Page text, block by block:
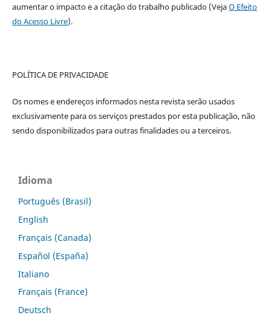
aumentar o impacto e a citação do trabalho publicado (VejaO Efeito
do Acesso Livre).
POLÍTICA DE PRIVACIDADE
Os nomes e endereços informados nesta revista serão usados
exclusivamente para os serviços prestados por esta publicação, não
sendo disponibilizados para outras finalidades ou a terceiros.
Idioma
Português (Brasil)
English
Français (Canada)
Español (España)
Italiano
Français (France)
Deutsch